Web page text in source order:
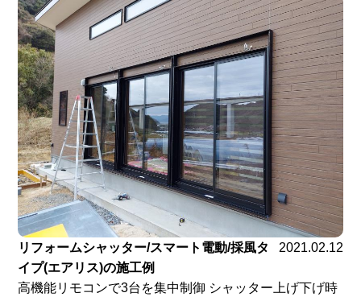
リフォームシャッター/スマート電動/採風タ
イプ(エアリス)の施工例
2021.02.12
高機能リモコンで3台を集中制御 シャッター上げ下げ時